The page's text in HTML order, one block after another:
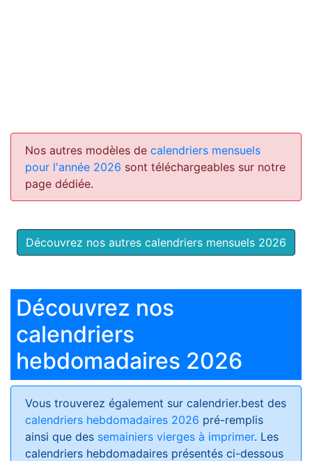
Nos autres modèles de calendriers mensuels
pour l'année 2026 sont téléchargeables sur notre
page dédiée.
Découvrez nos autres calendriers mensuels 2026
Découvrez nos
calendriers
hebdomadaires 2026
Vous trouverez également sur calendrier.best des
calendriers hebdomadaires 2026 pré-remplis
ainsi que des semainiers vierges à imprimer. Les
calendriers hebdomadaires présentés ci-dessous